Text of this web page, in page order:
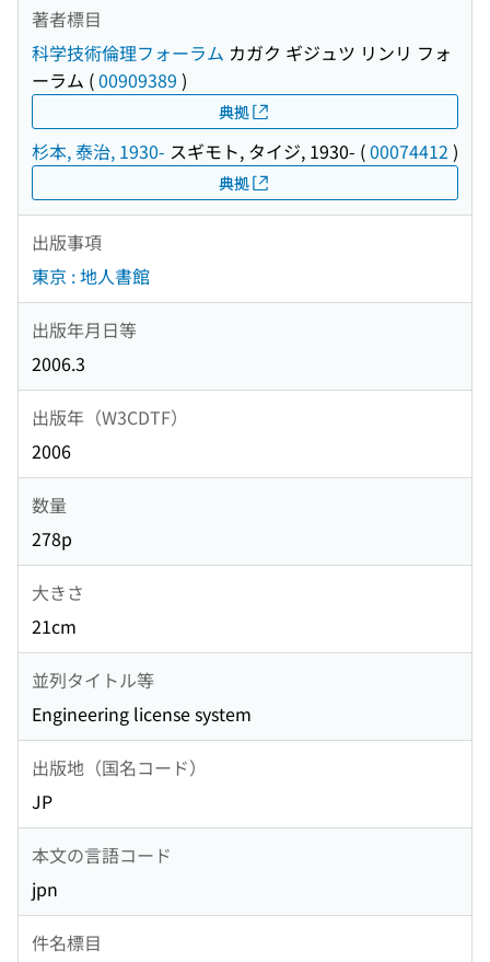
著者標目
科学技術倫理フォーラム カガク ギジュツ リンリ フォ
ーラム (00909389 )
典拠
杉本, 泰治, 1930- スギモト, タイジ, 1930- (00074412 )
典拠
出版事項
東京 : 地人書館
出版年月日等
2006.3
出版年（W3CDTF）
2006
数量
278p
大きさ
21cm
並列タイトル等
Engineering license system
出版地（国名コード）
JP
本文の言語コード
jpn
件名標目